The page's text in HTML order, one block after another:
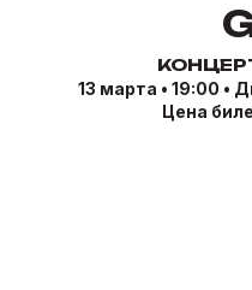
13 марта • 19:00 •
Цена